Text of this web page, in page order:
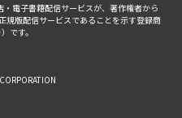
・電子書籍配信サービスが、著作権者から
規版配信サービスであることを示す登録商
です。